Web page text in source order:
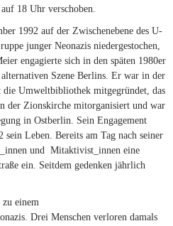
18 Uhr verschoben.
1992 auf der Zwischenebene des U-
junger Neonazis niedergestochen,
engagierte sich in den späten 1980er
Szene Berlins. Er war in der
Umweltbibliothek mitgegründet, das
der Zionskirche mitorganisiert und war
in Ostberlin. Sein Engagement
Leben. Bereits am Tag nach seiner
und Mitaktivist_innen eine
ein. Seitdem gedenken jährlich
einem
Drei Menschen verloren damals